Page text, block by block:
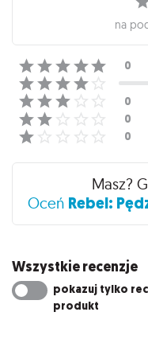
na
Masz?
Oceń Rebel:
Wszystkie recenzje
pokazuj tylko
produkt